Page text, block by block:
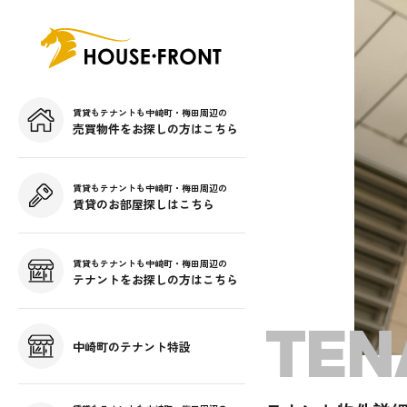
賃貸もテナントも中崎町・梅田周辺の
売買物件をお探しの方はこちら
賃貸もテナントも中崎町・梅田周辺の
賃貸のお部屋探しはこちら
賃貸もテナントも中崎町・梅田周辺の
テナントをお探しの方はこちら
中崎町のテナント特設